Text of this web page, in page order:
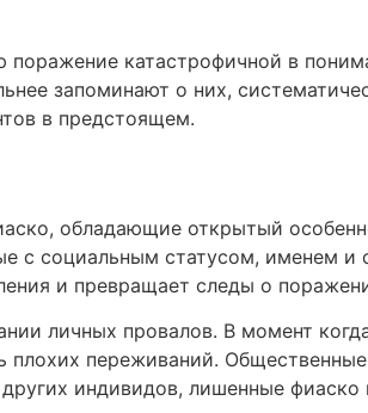
катастрофичной в
запоминают о них,
в предстоящем.
обладающие открытый
с социальным статусом, именем и
и превращает следы о
личных провалов. В момент
переживаний.
индивидов, лишенные фиаско